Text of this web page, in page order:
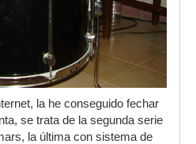
la he conseguido fechar
se trata de la segunda serie
la última con sistema de